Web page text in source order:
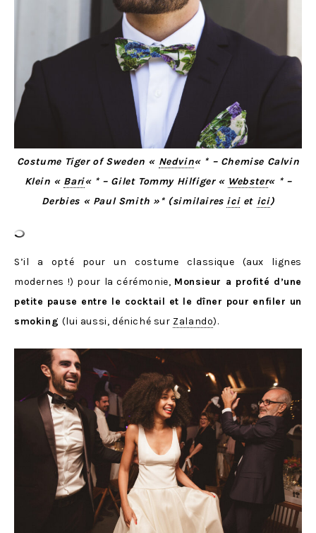
Costume Tiger of Sweden « Nedvin« * – Chemise Calvin
Klein « Bari« * – Gilet Tommy Hilfiger « Webster« * –
Derbies « Paul Smith »* (similaires iciet ici)
S’il a opté pour un costume classique (aux lignes
modernes !) pour la cérémonie, Monsieur a profité d’une
petite pause entre le cocktail et le dîner pour enfiler un
smoking (lui aussi, déniché sur Zalando).